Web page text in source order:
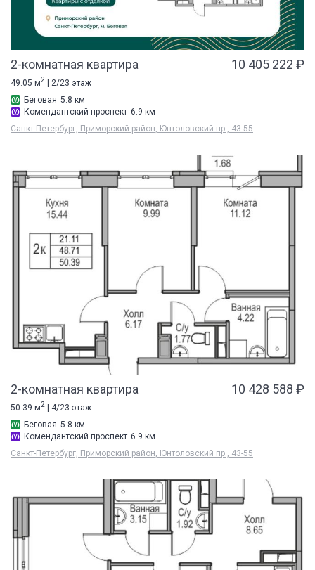
2-комнатная квартира 10 405 222 ₽
49.05 м2 | 2/23 этаж
Беговая 5.8 км
Комендантский проспект 6.9 км
Санкт-Петербург, Приморский район, Юнтоловский пр., 43-55
2-комнатная квартира 10 428 588 ₽
50.39 м2
| 4/23 этаж
Беговая 5.8 км
Комендантский проспект 6.9 км
Санкт-Петербург, Приморский район, Юнтоловский пр., 43-55